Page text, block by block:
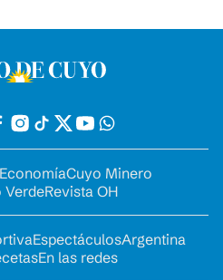
EconomíaCuyo Minero
VerdeRevista OH
EspectáculosArgentina
En las redes